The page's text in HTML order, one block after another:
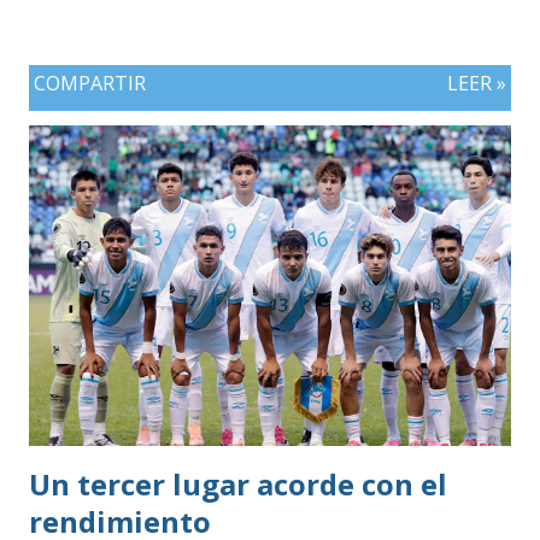
COMPARTIR LEER »
Un tercer lugar acorde con el
rendimiento